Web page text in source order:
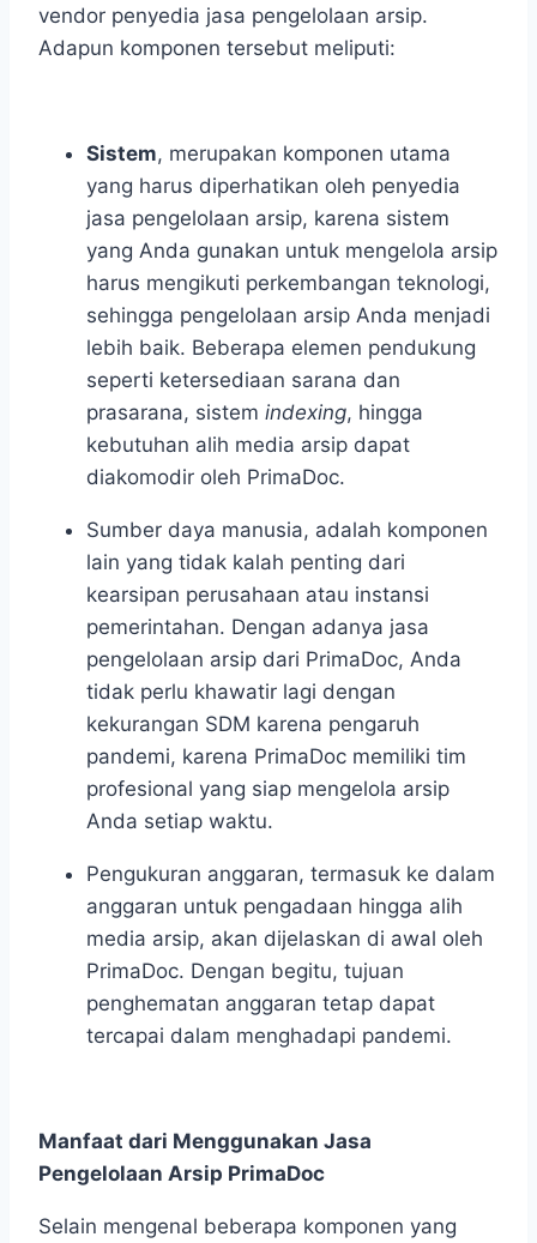
vendor penyedia jasa pengelolaan arsip.
Adapun komponen tersebut meliputi:
Sistem, merupakan komponen utama
yang harus diperhatikan oleh penyedia
jasa pengelolaan arsip, karena sistem
yang Anda gunakan untuk mengelola arsip
harus mengikuti perkembangan teknologi,
sehingga pengelolaan arsip Anda menjadi
lebih baik. Beberapa elemen pendukung
seperti ketersediaan sarana dan
prasarana, sistem indexing, hingga
kebutuhan alih media arsip dapat
diakomodir oleh PrimaDoc.
Sumber daya manusia, adalah komponen
lain yang tidak kalah penting dari
kearsipan perusahaan atau instansi
pemerintahan. Dengan adanya jasa
pengelolaan arsip dari PrimaDoc, Anda
tidak perlu khawatir lagi dengan
kekurangan SDM karena pengaruh
pandemi, karena PrimaDoc memiliki tim
profesional yang siap mengelola arsip
Anda setiap waktu.
Pengukuran anggaran, termasuk ke dalam
anggaran untuk pengadaan hingga alih
media arsip, akan dijelaskan di awal oleh
PrimaDoc. Dengan begitu, tujuan
penghematan anggaran tetap dapat
tercapai dalam menghadapi pandemi.
Manfaat dari Menggunakan Jasa
Pengelolaan Arsip PrimaDoc
Selain mengenal beberapa komponen yang